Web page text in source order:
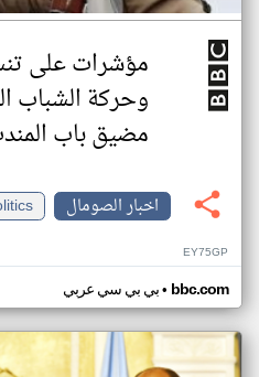
مؤشرات على
وحركة الشباب
مضيق باب
اخبار الصومال
EY75GP
بي بي سي عربي• bbc.com